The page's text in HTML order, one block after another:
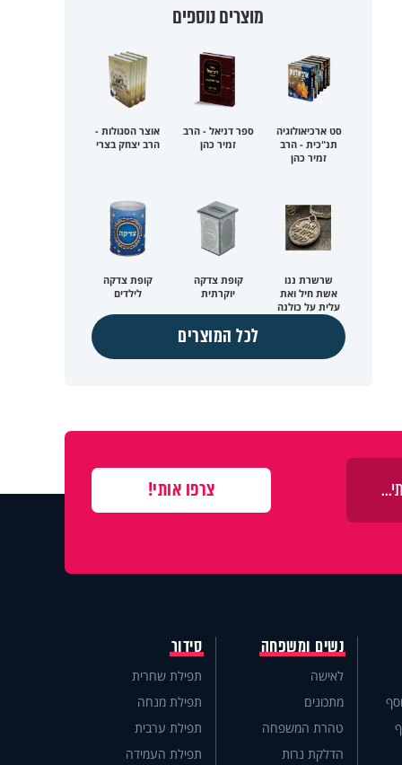
מוצרים נוספים
סט ארכיאולוגיה
תנ"כית - הרב
זמיר כהן
ספר דניאל - הרב
זמיר כהן
אוצר הסגולות -
הרב יצחק בצרי
שרשרת ננו
אשת חיל ואת
עלית על כולנה
קופת צדקה
יוקרתית
קופת צדקה
לילדים
לכל המוצרים
נשים ומשפחה
לאישה
מתכונים
טהרת המשפחה
הדלקת נרות
סידור
תפילת שחרית
תפילת מנחה
תפילת ערבית
תפילת העמידה